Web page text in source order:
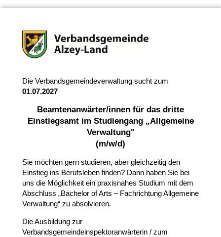
Die Verbandsgemeindeverwaltung sucht zum
01.07.2027
Beamtenanwärter/innen für das dritte
Einstiegsamt im Studiengang „Allgemeine
Verwaltung"
(m/w/d)
Sie möchten gern studieren, aber gleichzeitig den
Einstieg ins Berufsleben finden? Dann haben Sie bei
uns die Möglichkeit ein praxisnahes Studium mit dem
Abschluss „Bachelor of Arts – Fachrichtung Allgemeine
Verwaltung“ zu absolvieren.
Die Ausbildung zur
Verbandsgemeindeinspektoranwärterin / zum